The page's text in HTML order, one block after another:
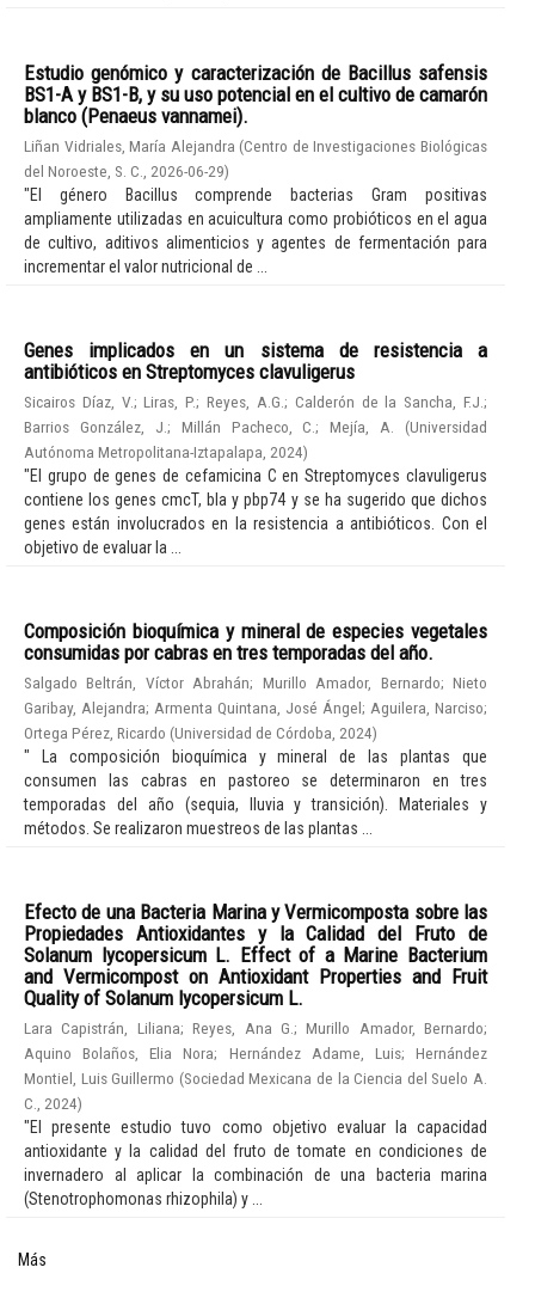
Estudio genómico y caracterización de Bacillus safensis
BS1-A y BS1-B, y su uso potencial en el cultivo de camarón
blanco (Penaeus vannamei).
Liñan Vidriales, María Alejandra (Centro de Investigaciones Biológicas
del Noroeste, S. C.
2026-06-29)
"El género Bacillus comprende bacterias Gram positivas
ampliamente utilizadas en acuicultura como probióticos en el agua
de cultivo, aditivos alimenticios y agentes de fermentación para
incrementar el valor nutricional de ...
Genes implicados en un sistema de resistencia a
antibióticos en Streptomyces clavuligerus
Sicairos Díaz, V.;Liras, P.;Reyes, A.G. ; Calderón de la Sancha, F.J.;
Barrios González, J. ; Millán Pacheco, C.;Mejía, A. (Universidad
Autónoma Metropolitana-Iztapalapa 2024)
"El grupo de genes de cefamicina C en Streptomyces clavuligerus
contiene los genes cmcT, bla y pbp74 y se ha sugerido que dichos
genes están involucrados en la resistencia a antibióticos. Con el
objetivo de evaluar la ...
Composición bioquímica y mineral de especies vegetales
consumidas por cabras en tres temporadas del año.
Salgado Beltrán, Víctor Abrahán; Murillo Amador, Bernardo;Nieto
Garibay, Alejandra; Armenta Quintana, José Ángel; Aguilera, Narciso;
Ortega Pérez, Ricardo (Universidad de Córdoba 2024)
" La composición bioquímica y mineral de las plantas que
consumen las cabras en pastoreo se determinaron en tres
temporadas del año (sequia, lluvia y transición). Materiales y
métodos. Se realizaron muestreos de las plantas ...
Efecto de una Bacteria Marina y Vermicomposta sobre las
Propiedades Antioxidantes y la Calidad del Fruto de
Solanum lycopersicum L. Effect of a Marine Bacterium
and Vermicompost on Antioxidant Properties and Fruit
Quality of Solanum lycopersicum L.
Lara Capistrán, Liliana;Reyes, Ana G. ;Murillo Amador, Bernardo;
Aquino Bolaños, Elia Nora; Hernández Adame, Luis;Hernández
Montiel, Luis Guillermo (Sociedad Mexicana de la Ciencia del Suelo A.
C.
2024)
"El presente estudio tuvo como objetivo evaluar la capacidad
antioxidante y la calidad del fruto de tomate en condiciones de
invernadero al aplicar la combinación de una bacteria marina
(Stenotrophomonas rhizophila) y ...
Más